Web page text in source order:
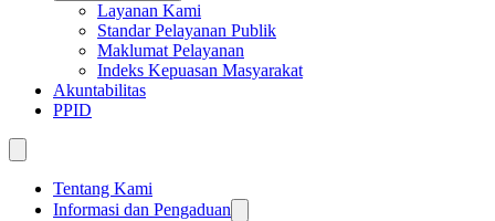
Layanan Kami
Standar Pelayanan Publik
Maklumat Pelayanan
Indeks Kepuasan Masyarakat
Akuntabilitas
PPID
Tentang Kami
Informasi dan Pengaduan